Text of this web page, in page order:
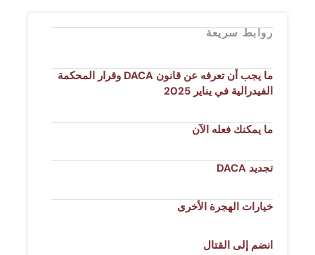
روابط سريعة
ما يجب أن تعرفه عن قانون DACA وقرار المحكمة
الفيدرالية في يناير 2025
ما يمكنك فعله الآن
تجديد DACA
خيارات الهجرة الأخرى
انضم إلى القتال